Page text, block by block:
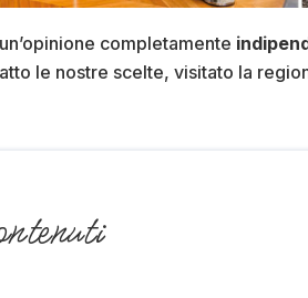
completamente
le nostre scelte, visitato la